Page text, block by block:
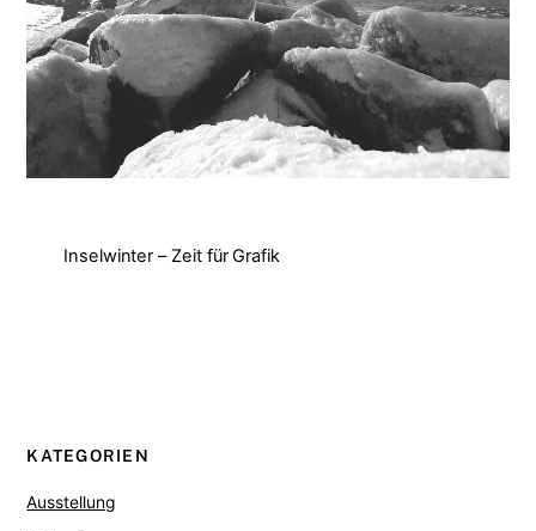
Inselwinter – Zeit für Grafik
KATEGORIEN
Ausstellung